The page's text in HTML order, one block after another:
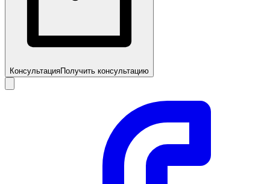
КонсультацияПолучить консультацию